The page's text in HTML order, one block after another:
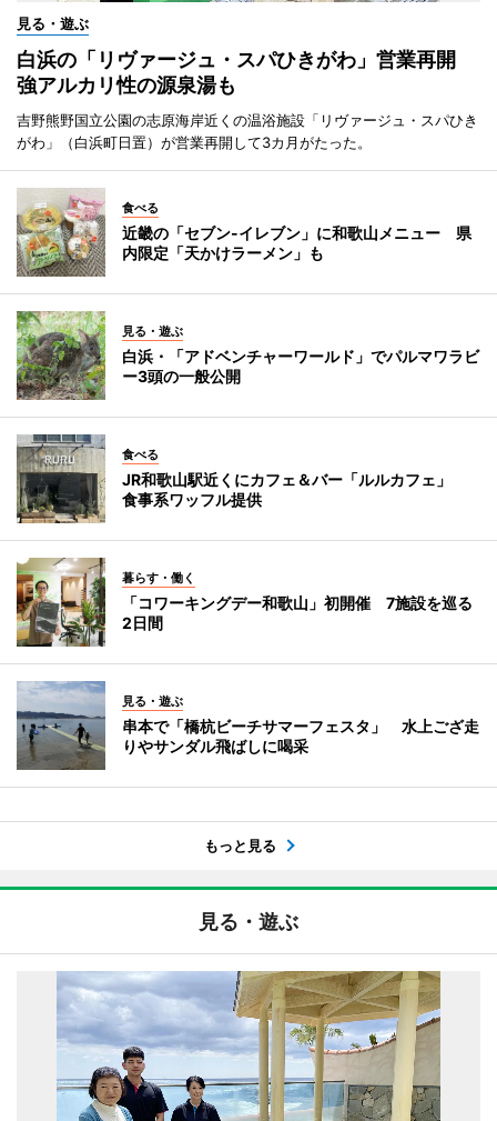
見る・遊ぶ
白浜の「リヴァージュ・スパひきがわ」営業再開
強アルカリ性の源泉湯も
吉野熊野国立公園の志原海岸近くの温浴施設「リヴァージュ・スパひき
がわ」（白浜町日置）が営業再開して3カ月がたった。
食べる
近畿の「セブン-イレブン」に和歌山メニュー 県
内限定「天かけラーメン」も
見る・遊ぶ
白浜・「アドベンチャーワールド」でパルマワラビ
ー3頭の一般公開
食べる
JR和歌山駅近くにカフェ＆バー「ルルカフェ」
食事系ワッフル提供
暮らす・働く
「コワーキングデー和歌山」初開催 7施設を巡る
2日間
見る・遊ぶ
串本で「橋杭ビーチサマーフェスタ」 水上ござ走
りやサンダル飛ばしに喝采
もっと見る
見る・遊ぶ